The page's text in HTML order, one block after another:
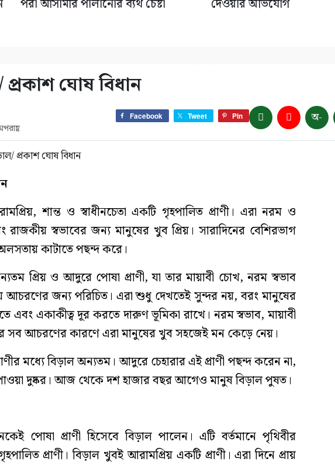
পরা আসামীর পালানোর ব্যর্থ চেষ্টা
দেওয়ার অভিযোগ
প্রকাশ ঘোষ বিধান
Facebook Tweet Pin অ-
শান্ত ও স্বাধীনচেতা একটি গৃহপালিত প্রাণী। এরা নরম ও
স্বভাবের জন্য মানুষের খুব প্রিয়। সারাদিনের বেশিরভাগ
কাটাতে পছন্দ করে।
প্রিয় ও আদুরে পোষা প্রাণী, যা তার মায়াবী চোখ, নরম স্বভাব
আচরণের জন্য পরিচিত। এরা শুধু দেখতেই সুন্দর নয়, বরং মানুষের
এবং একাকীত্ব দূর করতে দারুণ ভূমিকা রাখে। নরম স্বভাব, মায়াবী
আচরণের কারণে এরা মানুষের খুব সহজেই মন কেড়ে নেয়।
মধ্যে বিড়াল অন্যতম। আদুরে চেহারার এই প্রাণী পছন্দ করেন না,
দুষ্কর। আজ থেকে দশ হাজার বছর আগেও মানুষ বিড়াল পুষত।
পোষা প্রাণী হিসেবে বিড়াল পালেন। এটি বর্তমানে পৃথিবীর
প্রাণী। বিড়াল খুবই আরামপ্রিয় একটি প্রাণী। এরা দিনে প্রায়